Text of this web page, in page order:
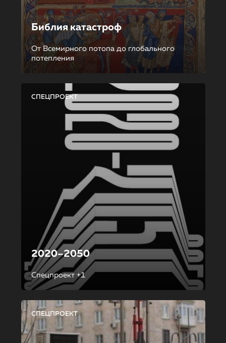
Библия катастроф
От Всемирного потопа до глобального
потепления
СПЕЦПРОЕКТ
2020–2050
Спецпроект +1
СПЕЦПРОЕКТ